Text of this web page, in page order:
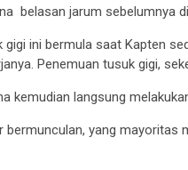
belasan jarum sebelumnya
gigi ini bermula saat Kapten
Penemuan tusuk gigi,
kemudian langsung
bermunculan, yang